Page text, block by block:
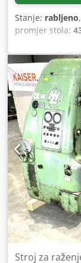
Stanje: rabljeno
promjer stola:
isključivo u
zamjenski
glodalicom (vidi
stola = 430 mm
zupčanika =
Stroj za